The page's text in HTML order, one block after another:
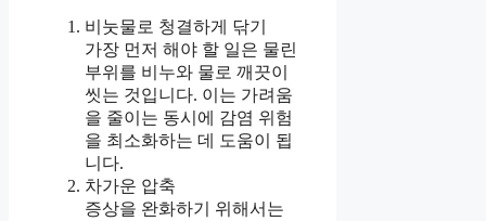
비눗물로 청결하게 닦기
가장 먼저 해야 할 일은 물린
부위를 비누와 물로 깨끗이
씻는 것입니다. 이는 가려움
을 줄이는 동시에 감염 위험
을 최소화하는 데 도움이 됩
니다.
차가운 압축
증상을 완화하기 위해서는